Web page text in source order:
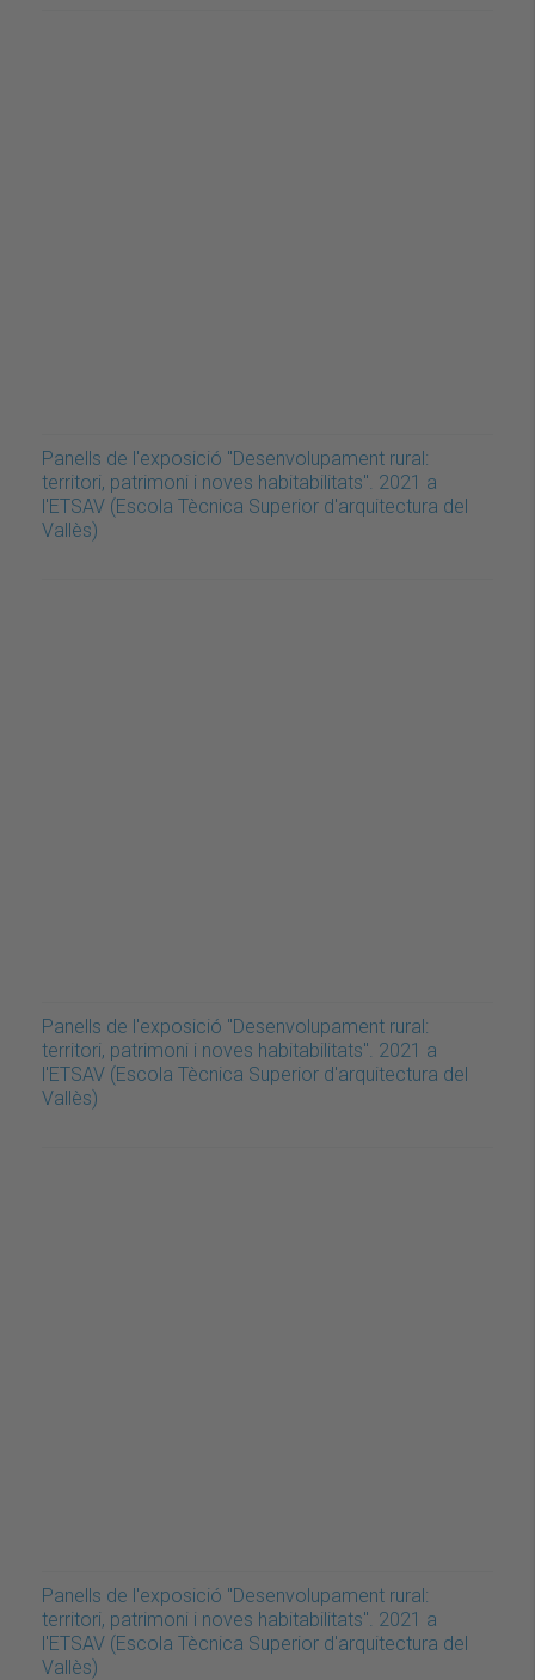
Panells de l'exposició "Desenvolupament rural:
territori, patrimoni i noves habitabilitats". 2021 a
l'ETSAV (Escola Tècnica Superior d'arquitectura del
Vallès)
Panells de l'exposició "Desenvolupament rural:
territori, patrimoni i noves habitabilitats". 2021 a
l'ETSAV (Escola Tècnica Superior d'arquitectura del
Vallès)
Panells de l'exposició "Desenvolupament rural:
territori, patrimoni i noves habitabilitats". 2021 a
l'ETSAV (Escola Tècnica Superior d'arquitectura del
Vallès)